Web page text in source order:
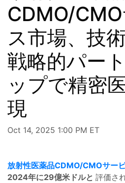
CDMO/
ス市場、技
戦略的パー
ップで精密
現
Oct 14, 2025 1:00 PM ET
放射性医薬品CDMO/CMOサー
2024年に29億米ドルと 評価され